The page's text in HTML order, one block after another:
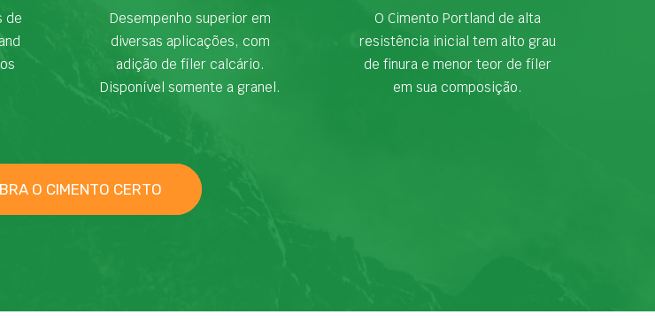
de
Desempenho superior em
diversas aplicações, com
adição de fíler calcário.
Disponível somente a granel.
O Cimento Portland de alta
resistência inicial tem alto grau
de finura e menor teor de fíler
em sua composição.
O CIMENTO CERTO